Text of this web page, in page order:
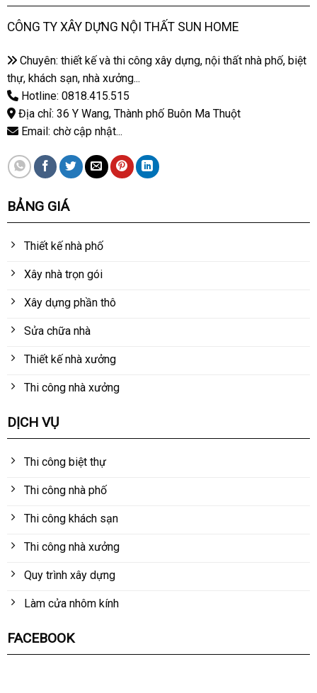
CÔNG TY XÂY DỰNG NỘI THẤT SUN HOME
Chuyên: thiết kế và thi công xây dựng, nội thất nhà phố, biệt
thự, khách sạn, nhà xưởng...
Hotline: 0818.415.515
Địa chỉ: 36 Y Wang, Thành phố Buôn Ma Thuột
Email: chờ cập nhật...
BẢNG GIÁ
Thiết kế nhà phố
Xây nhà trọn gói
Xây dựng phần thô
Sửa chữa nhà
Thiết kế nhà xưởng
Thi công nhà xưởng
DỊCH VỤ
Thi công biệt thự
Thi công nhà phố
Thi công khách sạn
Thi công nhà xưởng
Quy trình xây dựng
Làm cửa nhôm kính
FACEBOOK